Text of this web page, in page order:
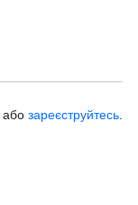
або зареєструйтесь